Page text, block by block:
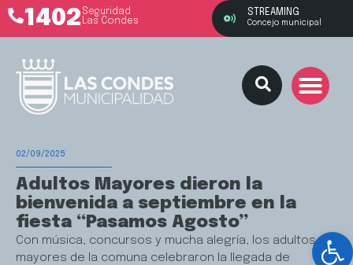
1402 Seguridad
Las Condes
STREAMING
Concejo municipal
02/09/2025
Adultos Mayores dieron la
bienvenida a septiembre en la
fiesta “Pasamos Agosto”
Con música, concursos y mucha alegría, los adultos
mayores de la comuna celebraron la llegada de